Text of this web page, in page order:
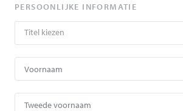
PERSOONLIJKE INFORMATIE
Titel kiezen